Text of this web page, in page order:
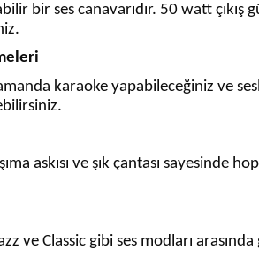
bir ses canavarıdır. 50 watt
karaoke yapabileceğiniz ve
askısı ve şık çantası
ve Classic gibi ses modları